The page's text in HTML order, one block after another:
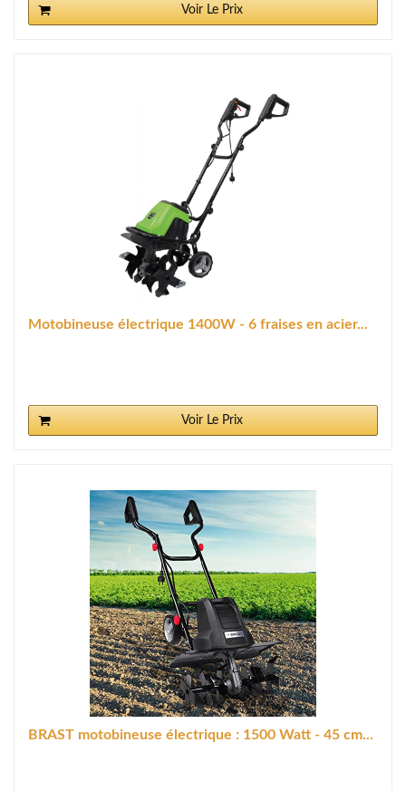
Voir Le Prix
Motobineuse électrique 1400W - 6 fraises en acier...
Voir Le Prix
BRAST motobineuse électrique : 1500 Watt - 45 cm...